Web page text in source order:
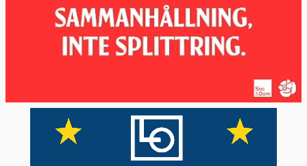
skärpt reglerna för bankerna.
För att ge krislånen har EU har skapat olika
(European Financial Stability Facility), EFSM
(European Financial Stabilisation
Mechanism) och ESM (European Stability
Mechanism). Mer utförlig information om
dessa hittar du under fråga 5.